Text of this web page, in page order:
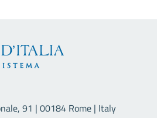
91 | 00184 Rome | Italy